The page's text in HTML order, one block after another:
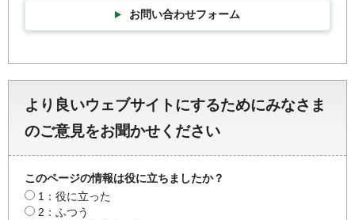
お問い合わせフォーム
より良いウェブサイトにするためにみなさま
のご意見をお聞かせください
このページの情報は役に立ちましたか？
1：役に立った
2：ふつう